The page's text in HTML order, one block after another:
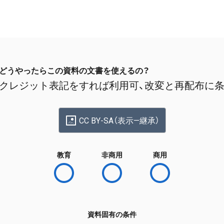
どうやったらこの資料の文書を使えるの？
クレジット表記をすれば利用可、改変と再配布に
CC BY-SA（表示—継承）
教育 非商用 商用
資料固有の条件